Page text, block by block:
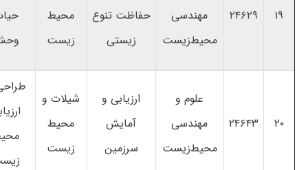
۱۹ ۲۴۶۲۹
مهندسی
محیط‌زیست
حفاظت تنوع
زیستی
محیط
زیست
۲۰ ۲۴۶۴۳
علوم و
مهندسی
محیط‌زیست
ارزیابی و
آمایش
سرزمین
شیلات و
محیط
زیست